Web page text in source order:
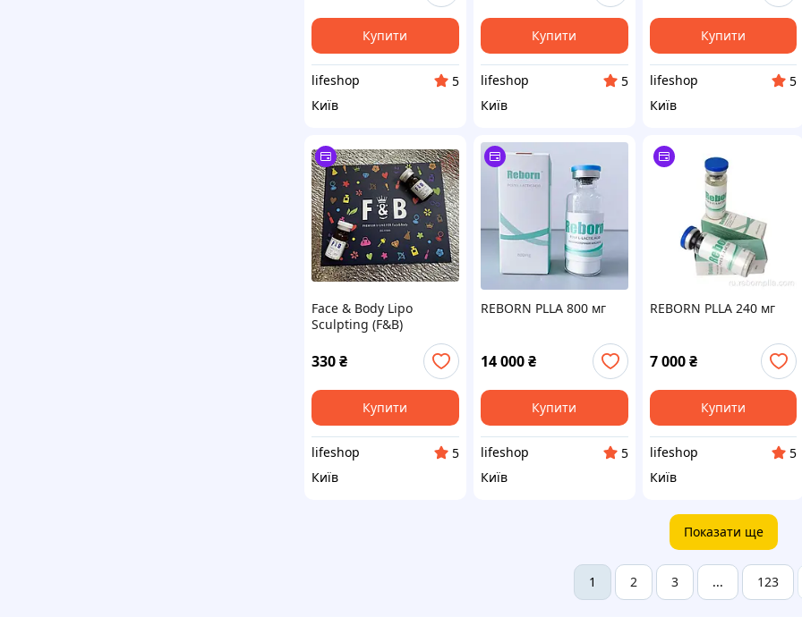
Купити
lifeshop
5
Київ
Купити
lifeshop
5
Київ
Купити
lifeshop
5
Київ
Face & Body Lipo
Sculpting (F&B)
330₴
Купити
lifeshop
5
Київ
REBORN PLLA 800 мг
14 000₴
Купити
lifeshop
5
Київ
REBORN PLLA 240 мг
7 000 ₴
Купити
lifeshop
5
Київ
Показати ще
1 2 3 ... 123